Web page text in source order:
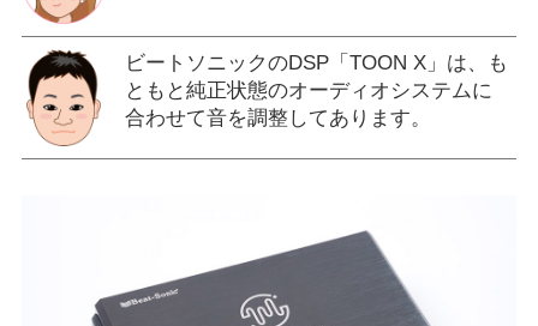
ビートソニックのDSP「TOON X」は、も
ともと純正状態のオーディオシステムに
合わせて音を調整してあります。